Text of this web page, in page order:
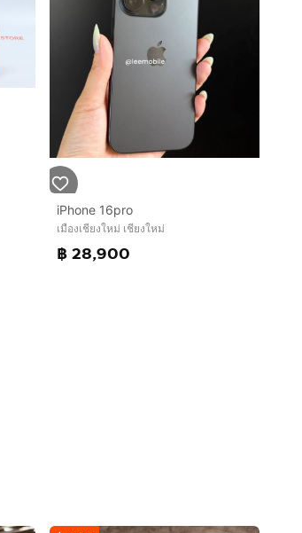
iPhone 16pro
เมืองเชียงใหม่ เชียงใหม่
฿ 28,900